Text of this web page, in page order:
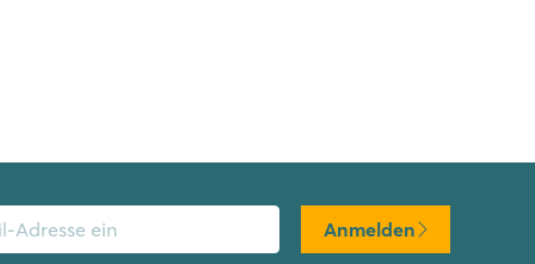
Anmelden